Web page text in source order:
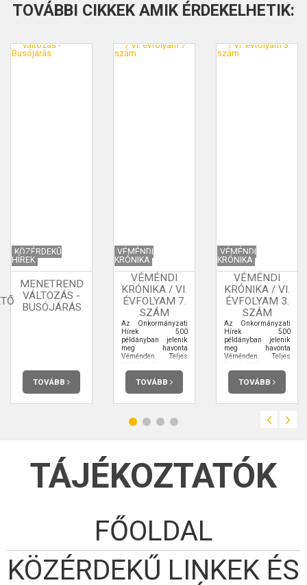
TOVÁBBI CIKKEK AMIK ÉRDEKELHETIK:
KÖZÉRDEKŰ
HÍREK
MENETREND
VÁLTOZÁS -
BUSÓJÁRÁS
TOVÁBB
VÉMÉNDI
KRÓNIKA
VÉMÉNDI
KRÓNIKA / VI.
ÉVFOLYAM 7.
SZÁM
Az Önkormányzati
Hírek 500
példányban jelenik
meg havonta
Véménden. Teljes
terjedelmében
elolvashatja.
TOVÁBB
VÉMÉNDI
KRÓNIKA
VÉMÉNDI
KRÓNIKA / VI.
ÉVFOLYAM 3.
SZÁM
Az Önkormányzati
Hírek 500
példányban jelenik
meg havonta
Véménden. Teljes
terjedelmében
elolvashatja.
TOVÁBB
TÁJÉKOZTATÓK
FŐOLDAL
KÖZÉRDEKŰ LINKEK ÉS